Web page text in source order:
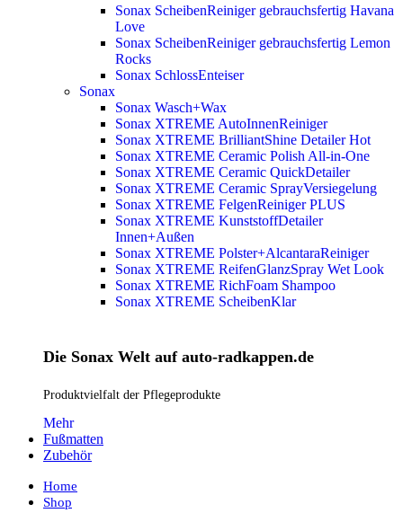
Sonax ScheibenReiniger gebrauchsfertig Havana
Love
Sonax ScheibenReiniger gebrauchsfertig Lemon
Rocks
Sonax SchlossEnteiser
Sonax
Sonax Wasch+Wax
Sonax XTREME AutoInnenReiniger
Sonax XTREME BrilliantShine DetailerHot
Sonax XTREME Ceramic Polish All-in-One
Sonax XTREME Ceramic QuickDetailer
Sonax XTREME Ceramic SprayVersiegelung
Sonax XTREME FelgenReiniger PLUS
Sonax XTREME KunststoffDetailer
Innen+Außen
Sonax XTREME Polster+AlcantaraReiniger
Sonax XTREME ReifenGlanzSpray Wet Look
Sonax XTREME RichFoam Shampoo
Sonax XTREME ScheibenKlar
Die Sonax Welt auf auto-radkappen.de
Produktvielfalt der Pflegeprodukte
Mehr
Fußmatten
Zubehör
Home
Shop